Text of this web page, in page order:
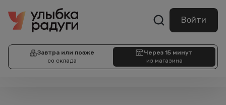
Войти
Завтра или позже
со склада
Через 15 минут
из магазина